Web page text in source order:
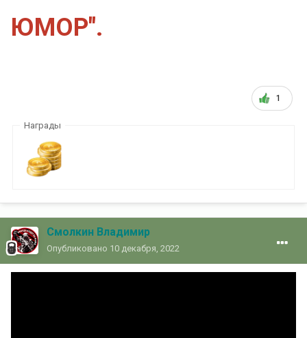
ЮМОР".
1
Награды
Смолкин Владимир
Опубликовано 10 декабря, 2022